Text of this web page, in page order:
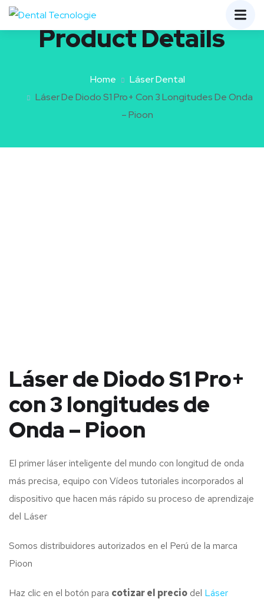
Product Details
Home
Láser Dental
Láser De Diodo S1 Pro+ Con 3 Longitudes De Onda
– Pioon
Láser de Diodo S1 Pro+
con 3 longitudes de
Onda – Pioon
El primer láser inteligente del mundo con longitud de onda
más precisa, equipo con Vídeos tutoriales incorporados al
dispositivo que hacen más rápido su proceso de aprendizaje
del Láser
Somos distribuidores autorizados en el Perú de la marca
Pioon
Haz clic en el botón para cotizar el precio del Láser